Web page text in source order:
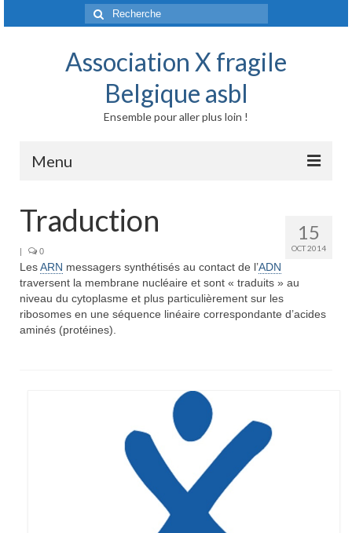
Rechercher
:
Association X fragile
Belgique asbl
Ensemble pour aller plus loin !
Menu
Syndrome X fragile et maladies liées
Origine génétique
Mode de transmission
Prévalence
Syndrome du tremblement-ataxie lié au X
Syndrome de l’Insuffisance Ovarienne
Précoce liée au X fragile (FXPOI)
Dépistage génétique
La déficience intellectuelle
15
OCT 2014
Traduction
| 0
LesARN messagers synthétisés au contact de l’ADN
traversent la membrane nucléaire et sont « traduits » au
niveau du cytoplasme et plus particulièrement sur les
ribosomes en une séquence linéaire correspondante d’acides
aminés (protéines).